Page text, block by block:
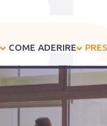
COME ADERIRE